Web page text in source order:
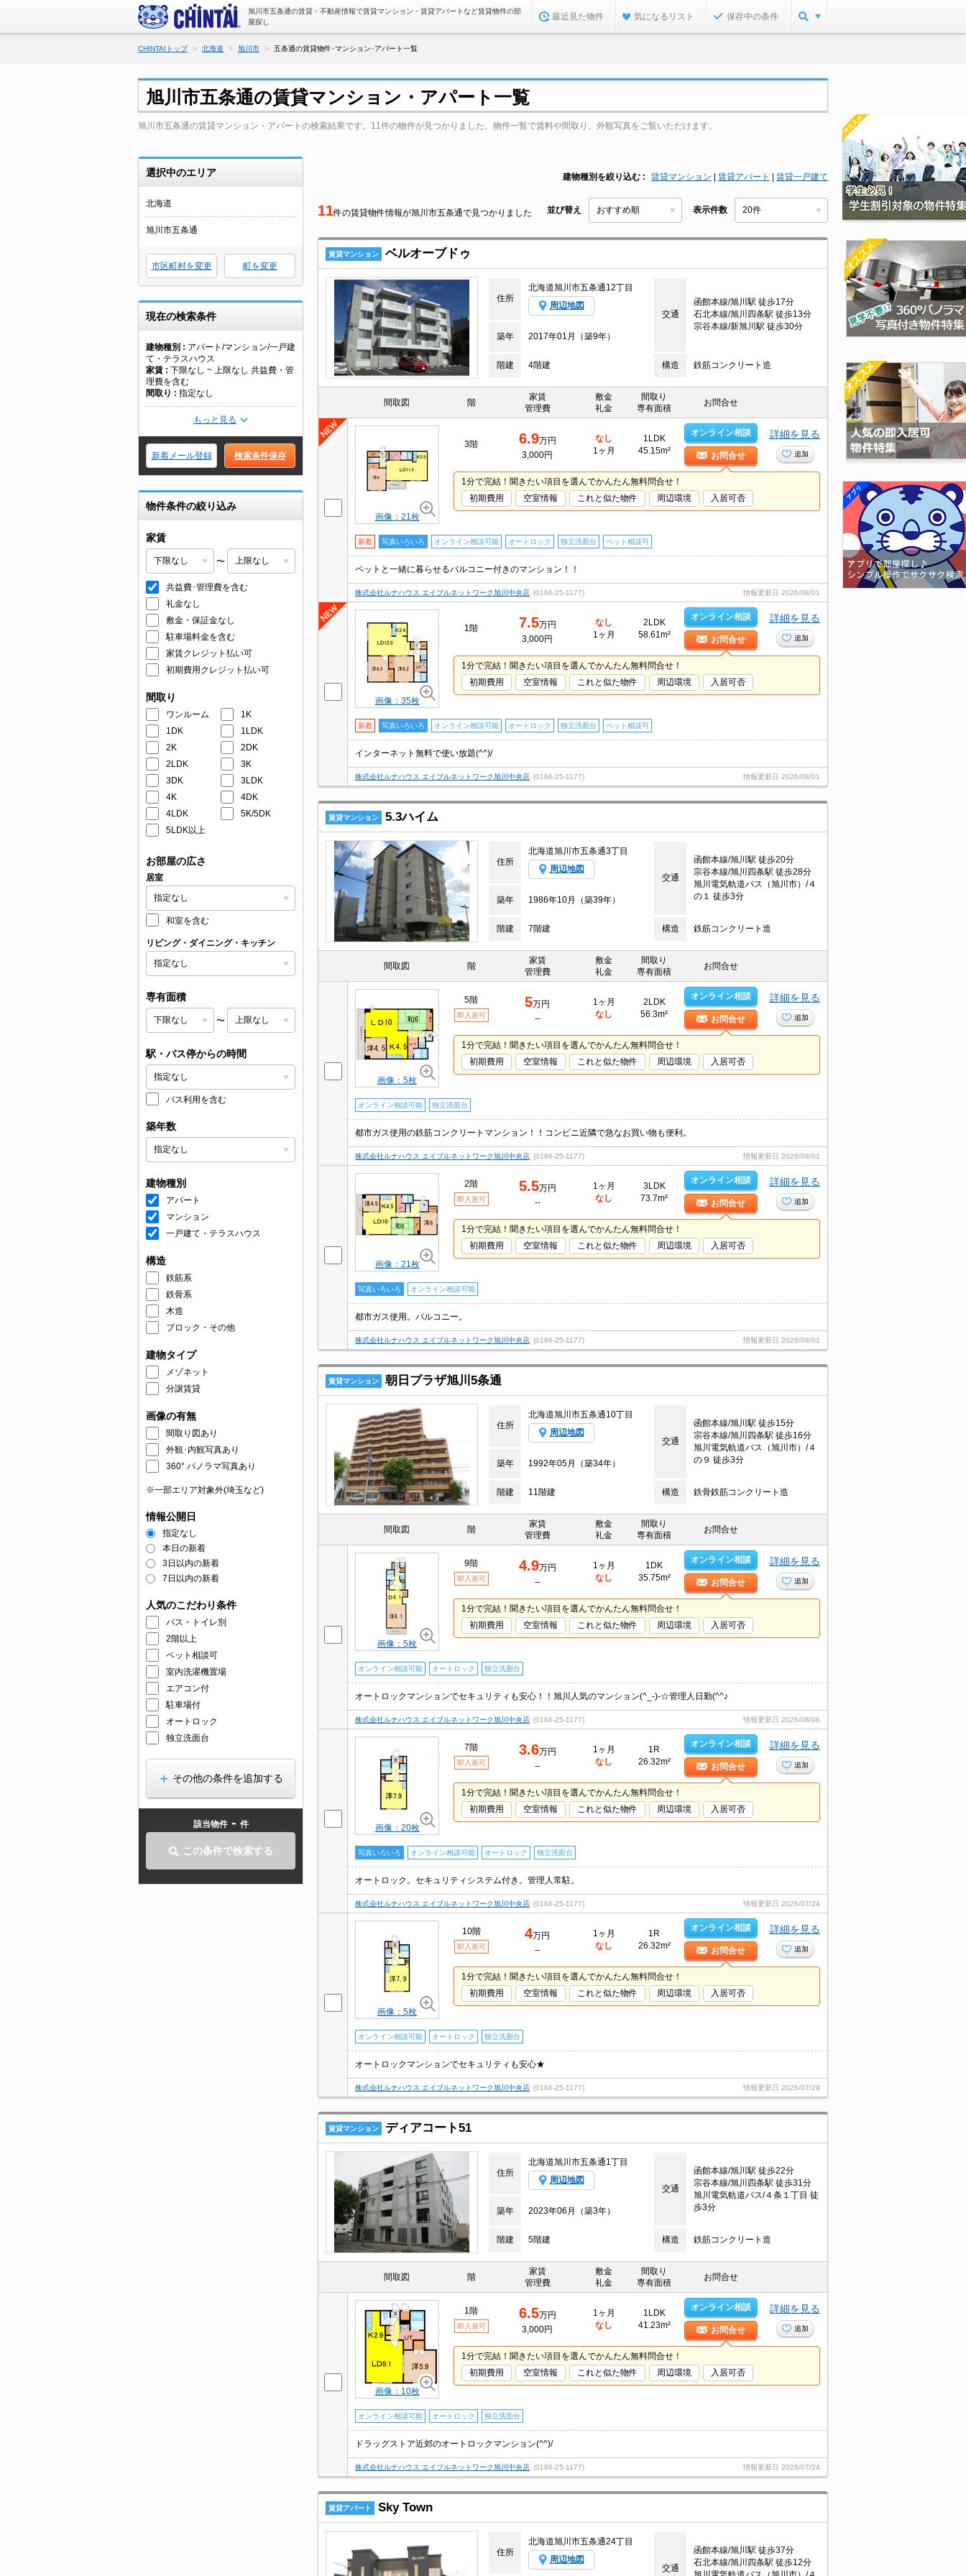
旭川市五条通の賃貸・不動産情報で賃貸マンション・賃貸アパートなど賃貸物件の部
屋探し
最近見た物件 気になるリスト 保存中の条件
CHINTAIトップ 北海道 旭川市 五条通の賃貸物件･マンション･アパート一覧
旭川市五条通の賃貸マンション・アパート一覧
旭川市五条通の賃貸マンション・アパートの検索結果です。11件の物件が見つかりました。物件一覧で賃料や間取り、外観写真をご覧いただけます。
選択中のエリア
北海道
旭川市五条通
市区町村を変更 町を変更
現在の検索条件
建物種別
アパート/マンション/一戸建
て・テラスハウス
家賃
下限なし ~ 上限なし 共益費・管
理費を含む
間取り
指定なし
もっと見る
新着メール登録 検索条件保存
物件条件の絞り込み
家賃
〜
共益費･管理費を含む
礼金なし
敷金・保証金なし
駐車場料金を含む
家賃クレジット払い可
初期費用クレジット払い可
間取り
ワンルーム
1K
1DK
1LDK
2K
2DK
2LDK
3K
3DK
3LDK
4K
4DK
4LDK
5K/5DK
5LDK以上
お部屋の広さ
居室
和室を含む
リビング・ダイニング・キッチン
専有面積
〜
駅・バス停からの時間
バス利用を含む
築年数
建物種別
アパート
マンション
一戸建て・テラスハウス
構造
鉄筋系
鉄骨系
木造
ブロック・その他
建物タイプ
メゾネット
分譲賃貸
画像の有無
間取り図あり
外観･内観写真あり
360° パノラマ写真あり
※一部エリア対象外(埼玉など)
情報公開日
指定なし
本日の新着
3日以内の新着
7日以内の新着
人気のこだわり条件
バス・トイレ別
2階以上
ペット相談可
室内洗濯機置場
エアコン付
駐車場付
オートロック
独立洗面台
その他の条件を追加する
該当物件 - 件
この条件で検索する
建物種別を絞り込む 賃貸マンション 賃貸アパート 賃貸一戸建て
11件の賃貸物件情報が旭川市五条通で見つかりました 並び替え 表示件数
賃貸マンション ベルオーブドゥ
住所
北海道旭川市五条通12丁目
周辺地図
交通
函館本線/旭川駅 徒歩17分
石北本線/旭川四条駅 徒歩13分
宗谷本線/新旭川駅 徒歩30分
築年
2017年01月（築9年）
階建 4階建 構造 鉄筋コンクリート造
間取図 階
家賃
管理費
敷金
礼金
間取り
専有面積
お問合せ
画像：21枚
3階 6.9万円
3,000円
なし
1ヶ月
1LDK
45.15m²
オンライン相談
お問合せ
詳細を見る
追加
1分で完結！聞きたい項目を選んでかんたん無料問合せ！
初期費用
空室情報 これと似た物件 周辺環境 入居可否
新着 写真いろいろ オンライン相談可能 オートロック 独立洗面台 ペット相談可
ペットと一緒に暮らせるバルコニー付きのマンション！！
株式会社ルナハウス エイブルネットワーク旭川中央店 (0166-25-1177) 情報更新日 2026/08/01
画像：35枚
1階 7.5万円
3,000円
なし
1ヶ月
2LDK
58.61m²
オンライン相談
お問合せ
詳細を見る
追加
1分で完結！聞きたい項目を選んでかんたん無料問合せ！
初期費用
空室情報 これと似た物件 周辺環境 入居可否
新着 写真いろいろ オンライン相談可能 オートロック 独立洗面台 ペット相談可
インターネット無料で使い放題(^^)/
株式会社ルナハウス エイブルネットワーク旭川中央店 (0166-25-1177) 情報更新日 2026/08/01
賃貸マンション 5.3ハイム
住所
北海道旭川市五条通3丁目
周辺地図
交通
函館本線/旭川駅 徒歩20分
宗谷本線/旭川四条駅 徒歩28分
旭川電気軌道バス（旭川市）/４
の１ 徒歩3分
築年 1986年10月（築39年）
階建 7階建 構造 鉄筋コンクリート造
間取図 階
家賃
管理費
敷金
礼金
間取り
専有面積
お問合せ
画像：5枚
5階
即入居可
5万円
--
1ヶ月
なし
2LDK
56.3m²
オンライン相談
お問合せ
詳細を見る
追加
1分で完結！聞きたい項目を選んでかんたん無料問合せ！
初期費用
空室情報 これと似た物件 周辺環境 入居可否
オンライン相談可能 独立洗面台
都市ガス使用の鉄筋コンクリートマンション！！コンビニ近隣で急なお買い物も便利。
株式会社ルナハウス エイブルネットワーク旭川中央店 (0166-25-1177) 情報更新日 2026/08/01
画像：21枚
2階
即入居可
5.5万円
--
1ヶ月
なし
3LDK
73.7m²
オンライン相談
お問合せ
詳細を見る
追加
1分で完結！聞きたい項目を選んでかんたん無料問合せ！
初期費用
空室情報 これと似た物件 周辺環境 入居可否
写真いろいろ オンライン相談可能
都市ガス使用。バルコニー。
株式会社ルナハウス エイブルネットワーク旭川中央店 (0166-25-1177) 情報更新日 2026/08/01
賃貸マンション 朝日プラザ旭川5条通
住所
北海道旭川市五条通10丁目
周辺地図
交通
函館本線/旭川駅 徒歩15分
宗谷本線/旭川四条駅 徒歩16分
旭川電気軌道バス（旭川市）/４
の９ 徒歩3分
築年 1992年05月（築34年）
階建 11階建 構造 鉄骨鉄筋コンクリート造
間取図 階
家賃
管理費
敷金
礼金
間取り
専有面積
お問合せ
画像：5枚
9階
即入居可
4.9万円
--
1ヶ月
なし
1DK
35.75m²
オンライン相談
お問合せ
詳細を見る
追加
1分で完結！聞きたい項目を選んでかんたん無料問合せ！
初期費用
空室情報 これと似た物件 周辺環境 入居可否
オンライン相談可能 オートロック 独立洗面台
オートロックマンションでセキュリティも安心！！旭川人気のマンション(^_-)-☆管理人日勤(^^♪
株式会社ルナハウス エイブルネットワーク旭川中央店 (0166-25-1177) 情報更新日 2026/08/06
画像：20枚
7階
即入居可
3.6万円
--
1ヶ月
なし
1R
26.32m²
オンライン相談
お問合せ
詳細を見る
追加
1分で完結！聞きたい項目を選んでかんたん無料問合せ！
初期費用
空室情報 これと似た物件 周辺環境 入居可否
写真いろいろ オンライン相談可能 オートロック 独立洗面台
オートロック。セキュリティシステム付き。管理人常駐。
株式会社ルナハウス エイブルネットワーク旭川中央店 (0166-25-1177) 情報更新日 2026/07/24
画像：5枚
10階
即入居可
4万円
--
1ヶ月
なし
1R
26.32m²
オンライン相談
お問合せ
詳細を見る
追加
1分で完結！聞きたい項目を選んでかんたん無料問合せ！
初期費用
空室情報 これと似た物件 周辺環境 入居可否
オンライン相談可能 オートロック 独立洗面台
オートロックマンションでセキュリティも安心★
株式会社ルナハウス エイブルネットワーク旭川中央店 (0166-25-1177) 情報更新日 2026/07/29
賃貸マンション ディアコート51
住所
北海道旭川市五条通1丁目
周辺地図
交通
函館本線/旭川駅 徒歩22分
宗谷本線/旭川四条駅 徒歩31分
旭川電気軌道バス/４条１丁目 徒
歩3分
築年 2023年06月（築3年）
階建 5階建 構造 鉄筋コンクリート造
間取図 階
家賃
管理費
敷金
礼金
間取り
専有面積
お問合せ
画像：10枚
1階
即入居可
6.5万円
3,000円
1ヶ月
なし
1LDK
41.23m²
オンライン相談
お問合せ
詳細を見る
追加
1分で完結！聞きたい項目を選んでかんたん無料問合せ！
初期費用
空室情報 これと似た物件 周辺環境 入居可否
オンライン相談可能 オートロック 独立洗面台
ドラッグストア近郊のオートロックマンション(^^)/
株式会社ルナハウス エイブルネットワーク旭川中央店 (0166-25-1177) 情報更新日 2026/07/24
賃貸アパート Sky Town
住所
北海道旭川市五条通24丁目
周辺地図
交通
函館本線/旭川駅 徒歩37分
石北本線/旭川四条駅 徒歩12分